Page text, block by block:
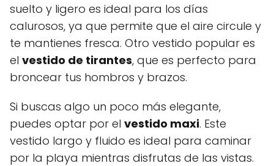
suelto y ligero es ideal para los días
calurosos, ya que permite que el aire circule y
te mantienes fresca. Otro vestido popular es
el vestido de tirantes, que es perfecto para
broncear tus hombros y brazos.
Si buscas algo un poco más elegante,
puedes optar por el vestido maxi. Este
vestido largo y fluido es ideal para caminar
por la playa mientras disfrutas de las vistas.